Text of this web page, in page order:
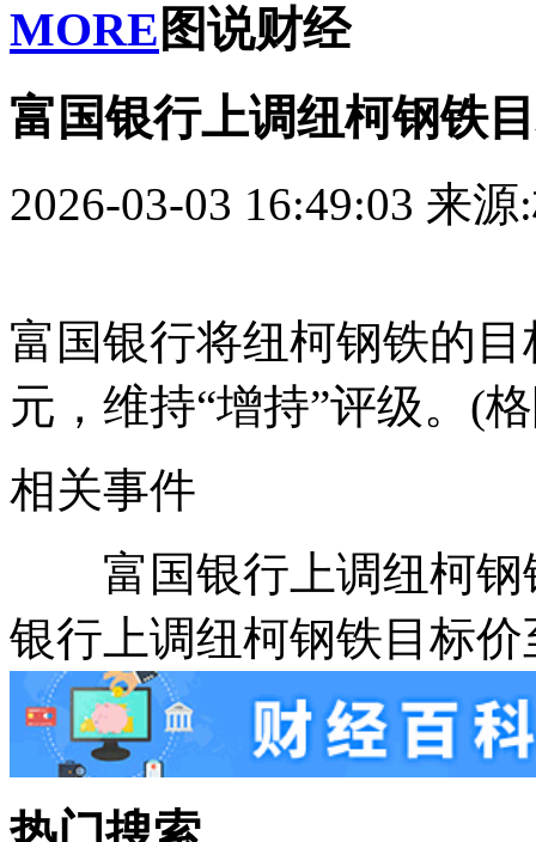
MORE 图说财经
富国银行上调纽柯钢铁
2026-03-03 16:49:03 来源
富国银行将纽柯钢铁的
元，维持“增持”评级。(
相关事件
富国银行上调纽柯
银行上调纽柯钢铁目标价